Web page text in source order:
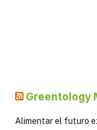
Greentology
Alimentar el futuro